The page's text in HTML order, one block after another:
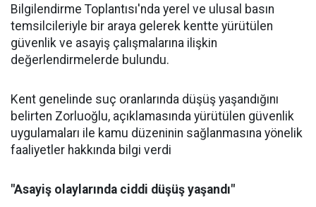
Bilgilendirme Toplantısı'nda yerel ve ulusal basın
temsilcileriyle bir araya gelerek kentte yürütülen
güvenlik ve asayiş çalışmalarına ilişkin
değerlendirmelerde bulundu.
Kent genelinde suç oranlarında düşüş yaşandığını
belirten Zorluoğlu, açıklamasında yürütülen güvenlik
uygulamaları ile kamu düzeninin sağlanmasına yönelik
faaliyetler hakkında bilgi verdi
"Asayiş olaylarında ciddi düşüş yaşandı"